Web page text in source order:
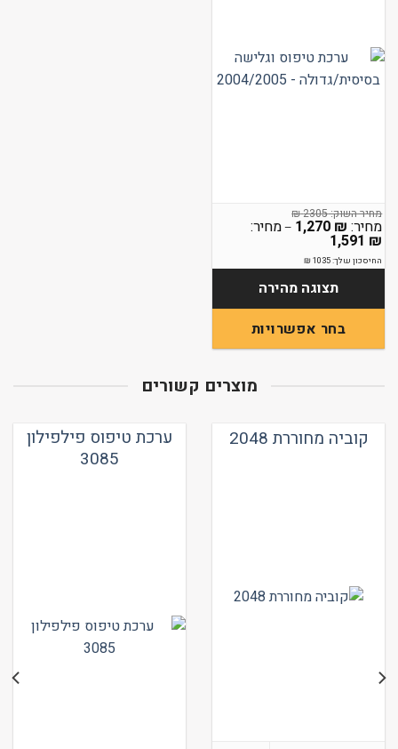
2305
₪
1,270 ₪
–
1,591 ₪ טווח
עד
⁦1,591 ₪⁩
החיסכון שלך:1035
₪
תצוגה מהירה
בחר אפשרויות
סוגים.
מוצרים קשורים
קוביה מחוררת 2048
ערכת טיפוס פילפילון
3085